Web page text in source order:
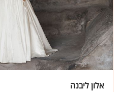
אלון ליבנה